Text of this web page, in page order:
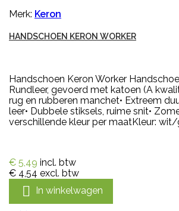
Merk: Keron
HANDSCHOEN KERON WORKER
Handschoen Keron Worker
Rundleer, gevoerd met katoen (A
rug en rubberen manchet• Extreem
leer• Dubbele stiksels, ruime snit•
verschillende kleur per maatKleur: wit/
€ 5,49 incl. btw
€ 4,54 excl. btw
 In winkelwagen